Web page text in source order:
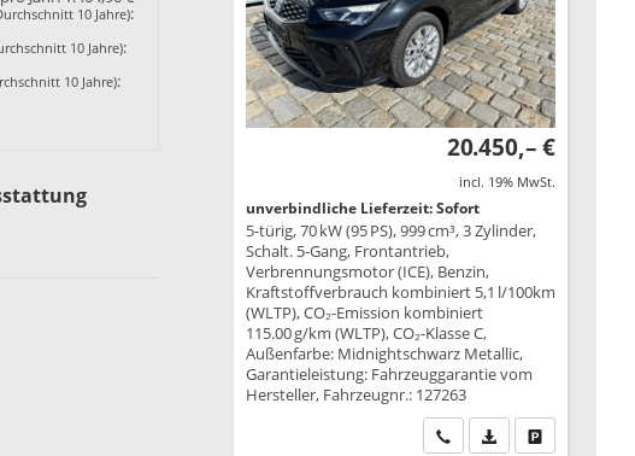
10 Jahre):
10 Jahre):
10 Jahre):
20.450,– €
incl. 19% MwSt.
unverbindliche Lieferzeit: Sofort
5-türig, 70 kW (95 PS), 999 cm³, 3 Zylinder,
Schalt. 5-Gang, Frontantrieb,
Verbrennungsmotor (ICE), Benzin,
Kraftstoffverbrauch kombiniert 5,1 l/100km
(WLTP), CO₂-Emission kombiniert
115.00 g/km (WLTP), CO₂-Klasse C,
Außenfarbe: Midnightschwarz Metallic,
Garantieleistung: Fahrzeuggarantie vom
Hersteller, Fahrzeugnr.: 127263
Wir rufen Sie an
PDF-Datei,Drucken,